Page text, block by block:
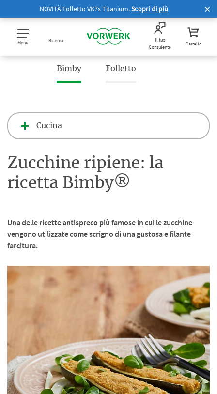
NOVITÀ Folletto VK7s Titanium.Scopri di più
Menu Ricerca
Il tuo
Consulente
Carrello
Bimby Folletto
Cucina
Zucchine ripiene: la
ricetta Bimby®
Una delle ricette antispreco più famose in cui le zucchine
vengono utilizzate come scrigno di una gustosa e filante
farcitura.